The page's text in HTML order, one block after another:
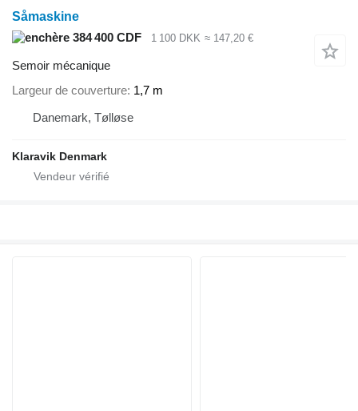
Såmaskine
384 400 CDF
1 100 DKK ≈ 147,20 €
Semoir mécanique
Largeur de couverture 1,7 m
Danemark, Tølløse
Klaravik Denmark